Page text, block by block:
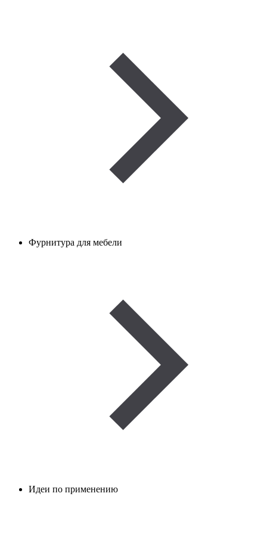
Фурнитура для мебели
Идеи по применению